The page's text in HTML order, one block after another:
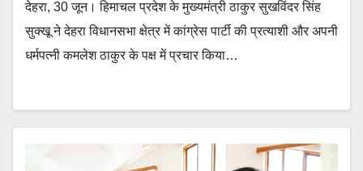
देहरा, 30 जून। हिमाचल प्रदेश के मुख्यमंत्री ठाकुर सुखविंदर सिंह
सुक्खू ने देहरा विधानसभा क्षेत्र में कांग्रेस पार्टी की प्रत्याशी और अपनी
धर्मपत्नी कमलेश ठाकुर के पक्ष में प्रचार किया…